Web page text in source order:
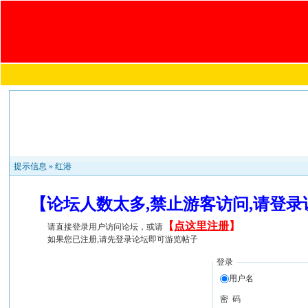
提示信息 »红港
【论坛人数太多,禁止游客访问,请登
请直接登录用户访问论坛，或请 【 点这里注册】
如果您已注册,请先登录论坛即可游览帖子
登录
用户名
密 码